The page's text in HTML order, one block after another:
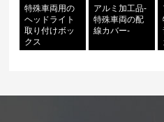
特殊車両用の
ヘッドライト
取り付けボッ
クス
アルミ加工品-
特殊車両の配
線カバー-